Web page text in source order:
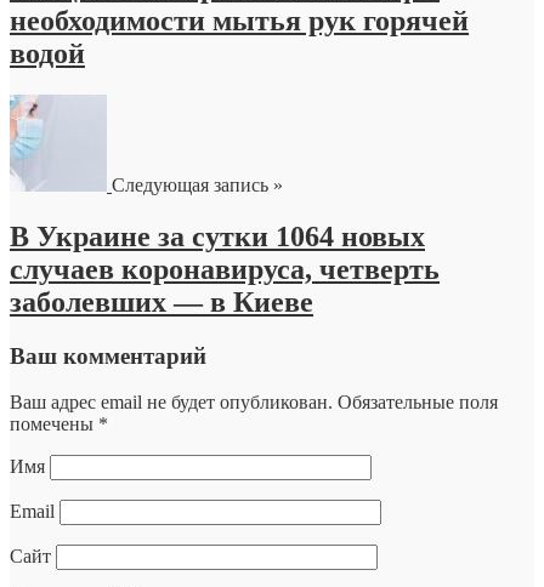
необходимости мытья рук горячей
водой
Следующая запись »
В Украине за сутки 1064 новых
случаев коронавируса, четверть
заболевших — в Киеве
Ваш комментарий
Ваш адрес email не будет опубликован. Обязательные поля
помечены *
Имя
Email
Сайт